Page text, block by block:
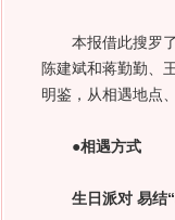
本报借此搜罗了
陈建斌和蒋勤勤、
明鉴，从相遇地点
●相遇方式
生日派对 易结“